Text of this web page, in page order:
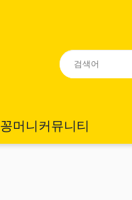
꽁머니커뮤니티